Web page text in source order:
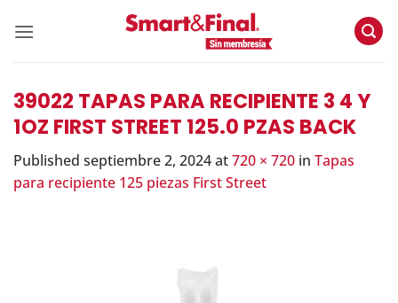
39022 TAPAS PARA RECIPIENTE 3 4 Y
1OZ FIRST STREET 125.0 PZAS BACK
Published septiembre 2, 2024at720 × 720 in Tapas
para recipiente 125 piezas First Street